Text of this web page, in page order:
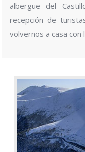
albergue del
recepción de
volvernos a casa con